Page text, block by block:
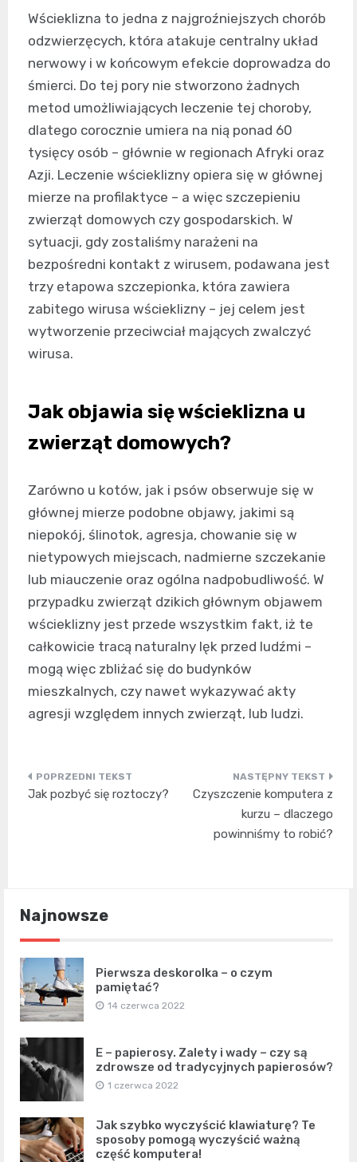
Wścieklizna to jedna z najgroźniejszych chorób
odzwierzęcych, która atakuje centralny układ
nerwowy i w końcowym efekcie doprowadza do
śmierci. Do tej pory nie stworzono żadnych
metod umożliwiających leczenie tej choroby,
dlatego corocznie umiera na nią ponad 60
tysięcy osób – głównie w regionach Afryki oraz
Azji. Leczenie wścieklizny opiera się w głównej
mierze na profilaktyce – a więc szczepieniu
zwierząt domowych czy gospodarskich. W
sytuacji, gdy zostaliśmy narażeni na
bezpośredni kontakt z wirusem, podawana jest
trzy etapowa szczepionka, która zawiera
zabitego wirusa wścieklizny – jej celem jest
wytworzenie przeciwciał mających zwalczyć
wirusa.
Jak objawia się wścieklizna u
zwierząt domowych?
Zarówno u kotów, jak i psów obserwuje się w
głównej mierze podobne objawy, jakimi są
niepokój, ślinotok, agresja, chowanie się w
nietypowych miejscach, nadmierne szczekanie
lub miauczenie oraz ogólna nadpobudliwość. W
przypadku zwierząt dzikich głównym objawem
wścieklizny jest przede wszystkim fakt, iż te
całkowicie tracą naturalny lęk przed ludźmi –
mogą więc zbliżać się do budynków
mieszkalnych, czy nawet wykazywać akty
agresji względem innych zwierząt, lub ludzi.
Nawigacja
Jak pozbyć się roztoczy?
Czyszczenie komputera z
kurzu – dlaczego
powinniśmy to robić?
Najnowsze
Pierwsza deskorolka – o czym
pamiętać?
14 czerwca 2022
E – papierosy. Zalety i wady – czy są
zdrowsze od tradycyjnych papierosów?
1 czerwca 2022
Jak szybko wyczyścić klawiaturę? Te
sposoby pomogą wyczyścić ważną
część komputera!